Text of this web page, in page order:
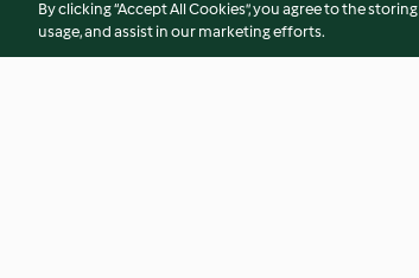
By clicking “Accept All Cookies”, you agree to the
usage, and assist in our marketing efforts.